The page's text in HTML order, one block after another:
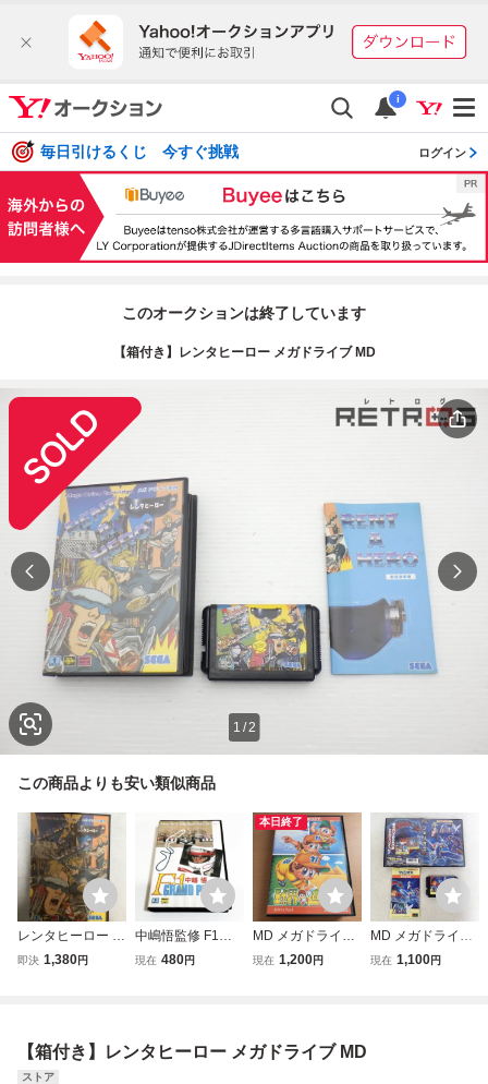
i
毎日引けるくじ 今すぐ挑戦 ログイン
このオークションは終了しています
【箱付き】レンタヒーロー メガドライブ MD
1 /2
この商品よりも安い類似商品
レンタヒーロー R
ENT A HERO メガ
即決 1,380円
中嶋悟監修 F1ヒ
ーローMD 【箱・
現在 480円
本日終了
MD メガドライブ
MEGADRIVE 球界
現在 1,200円
MD メガドライブ
PHELIOS フェリ
現在 1,100円
【箱付き】レンタヒーロー メガドライブ MD
ストア